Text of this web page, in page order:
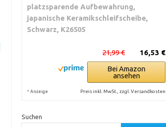
platzsparende Aufbewahrung,
japanische Keramikschleifscheibe,
Schwarz, K26505
16,53 €
21,99 €
Bei Amazon
ansehen
* Anzeige Preis inkl. MwSt., zzgl. Versandkosten
Suchen